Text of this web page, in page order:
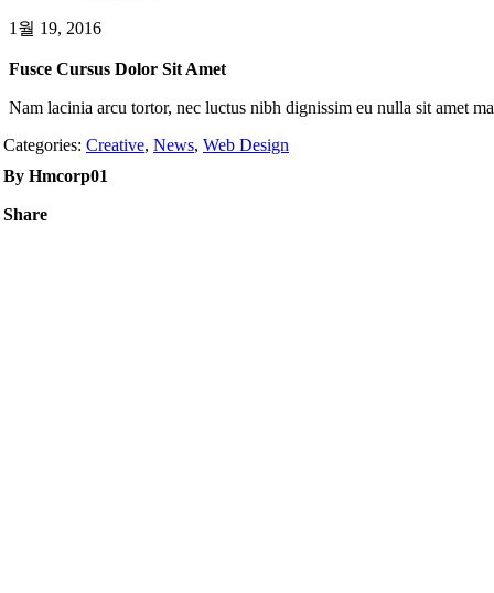
1월 19, 2016
Fusce Cursus Dolor Sit Amet
Nam lacinia arcu tortor, nec luctus nibh dignissim eu nulla sit amet
Categories: Creative, News, Web Design
By Hmcorp01
Share